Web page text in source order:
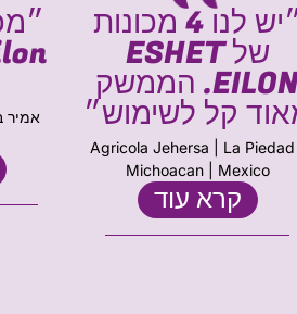
״יש לנו 4 מכונות
של ESHET
EILON. הממשק
קל לשימוש״
Agricola Jehersa | La Piedad |
Michoacan | Mexico
קרא עוד
אמיר